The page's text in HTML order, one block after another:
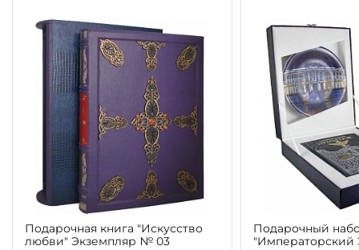
Подарочная книга "Искусство
любви" Экземпляр № 03
Подарочный